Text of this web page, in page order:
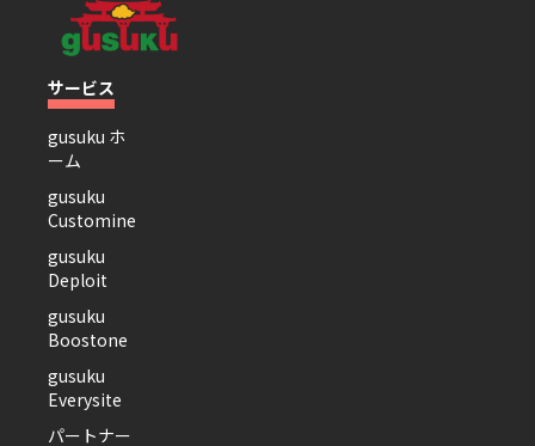
サービス
gusuku ホ
ーム
gusuku
Customine
gusuku
Deploit
gusuku
Boostone
gusuku
Everysite
パートナー